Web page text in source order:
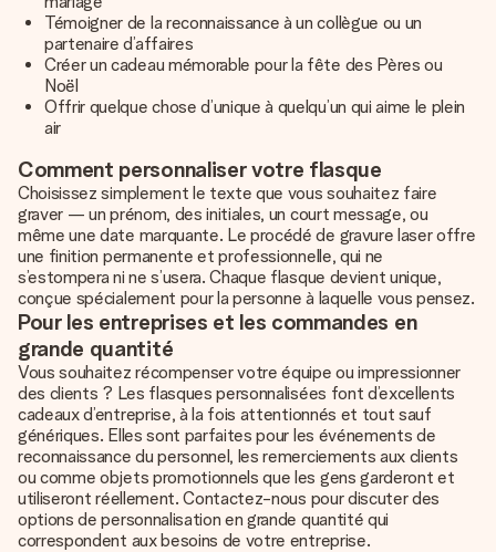
Témoigner de la reconnaissance à un collègue ou un
partenaire d’affaires
Créer un cadeau mémorable pour la fête des Pères ou
Noël
Offrir quelque chose d’unique à quelqu’un qui aime le plein
air
Comment personnaliser votre flasque
Choisissez simplement le texte que vous souhaitez faire
graver — un prénom, des initiales, un court message, ou
même une date marquante. Le procédé de gravure laser offre
une finition permanente et professionnelle, qui ne
s’estompera ni ne s’usera. Chaque flasque devient unique,
conçue spécialement pour la personne à laquelle vous pensez.
Pour les entreprises et les commandes en
grande quantité
Vous souhaitez récompenser votre équipe ou impressionner
des clients ? Les flasques personnalisées font d’excellents
cadeaux d’entreprise, à la fois attentionnés et tout sauf
génériques. Elles sont parfaites pour les événements de
reconnaissance du personnel, les remerciements aux clients
ou comme objets promotionnels que les gens garderont et
utiliseront réellement. Contactez-nous pour discuter des
options de personnalisation en grande quantité qui
correspondent aux besoins de votre entreprise.